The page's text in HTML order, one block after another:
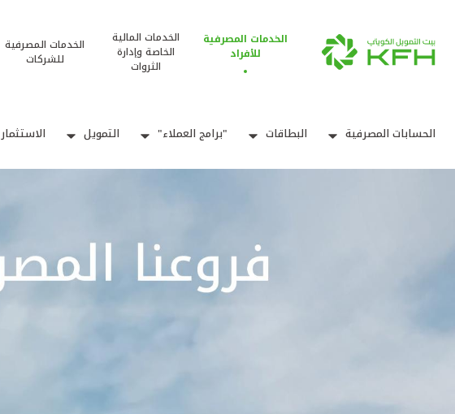
الخدمات المصرفية
للأفراد
الخدمات المالية
الخاصة وإدارة
الثروات
الخدمات المصرفية
للشركات
الحسابات المصرفية البطاقات "برامج العملاء" التمويل الاستثمار